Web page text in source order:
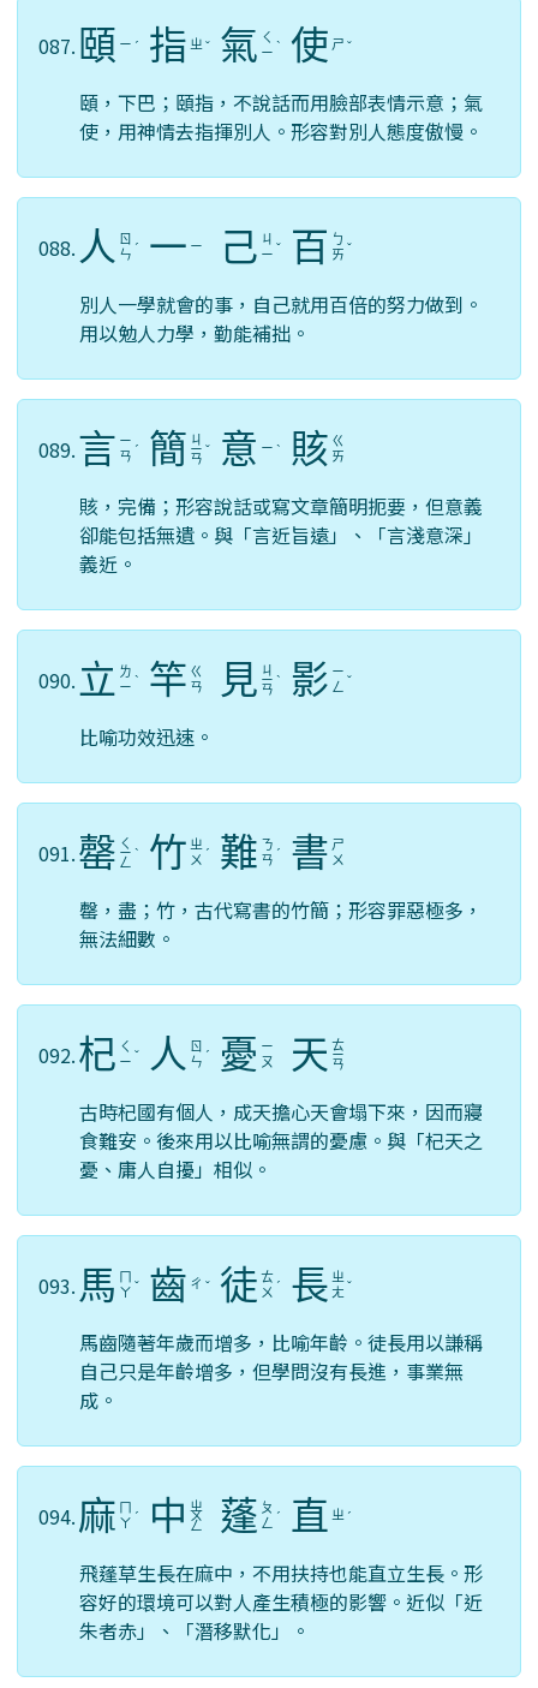
087. 頤 ㄧ ˊ 指 ㄓ ˇ 氣 ㄑ
ㄧ ˋ 使 ㄕ ˇ
頤，下巴；頤指，不說話而用臉部表情示意；氣
使，用神情去指揮別人。形容對別人態度傲慢。
088. 人 ㄖ
ㄣ ˊ 一 ㄧ 己 ㄐ
ㄧ ˇ 百 ㄅ
ㄞ ˇ
別人一學就會的事，自己就用百倍的努力做到。
用以勉人力學，勤能補拙。
089.言 ㄧ
ㄢ ˊ 簡 ㄐ
ㄧ
ㄢ
ˇ 意 ㄧ ˋ 賅 ㄍ
ㄞ
賅，完備；形容說話或寫文章簡明扼要，但意義
卻能包括無遺。與「言近旨遠」、「言淺意深」
義近。
090. 立 ㄌ
ㄧ ˋ 竿 ㄍ
ㄢ
見 ㄐ
ㄧ
ㄢ
ˋ 影 ㄧ
ㄥ ˇ
比喻功效迅速。
091.罄 ㄑ
ㄧ
ㄥ
ˋ 竹 ㄓ
ㄨ ˊ 難 ㄋ
ㄢ ˊ 書 ㄕ
ㄨ
罄，盡；竹，古代寫書的竹簡；形容罪惡極多，
無法細數。
092.杞 ㄑ
ㄧ ˇ 人 ㄖ
ㄣ ˊ 憂 ㄧ
ㄡ
天 ㄊ
ㄧ
ㄢ
古時杞國有個人，成天擔心天會塌下來，因而寢
食難安。後來用以比喻無謂的憂慮。與「杞天之
憂、庸人自擾」相似。
093. 馬 ㄇ
ㄚ ˇ 齒 ㄔ ˇ 徒 ㄊ
ㄨ ˊ 長 ㄓ
ㄤ ˇ
馬齒隨著年歲而增多，比喻年齡。徒長用以謙稱
自己只是年齡增多，但學問沒有長進，事業無
成。
094.麻 ㄇ
ㄚ ˊ 中 ㄓ
ㄨ
ㄥ 蓬 ㄆ
ㄥ ˊ 直 ㄓ ˊ
飛蓬草生長在麻中，不用扶持也能直立生長。形
容好的環境可以對人產生積極的影響。近似「近
朱者赤」、「潛移默化」。